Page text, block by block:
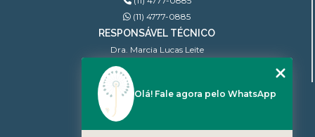
(11) 4777-0885
RESPONSÁVEL TÉCNICO
Dra. Marcia Lucas Leite
Ginecologista | CRM: 100.806
MENU
QUEM SOMOS
Olá! Fale agora pelo WhatsApp